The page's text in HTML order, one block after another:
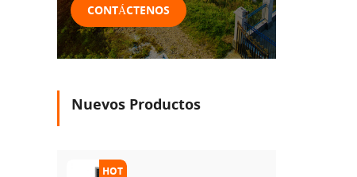
CONTÁCTENOS
Nuevos Productos